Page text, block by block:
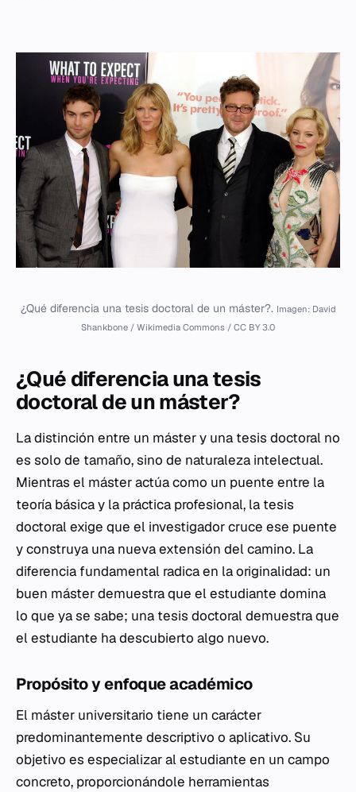
¿Qué diferencia una tesis doctoral de un máster?. Imagen: David
Shankbone / Wikimedia Commons / CC BY 3.0
¿Qué diferencia una tesis
doctoral de un máster?
La distinción entre un máster y una tesis doctoral no
es solo de tamaño, sino de naturaleza intelectual.
Mientras el máster actúa como un puente entre la
teoría básica y la práctica profesional, la tesis
doctoral exige que el investigador cruce ese puente
y construya una nueva extensión del camino. La
diferencia fundamental radica en la originalidad: un
buen máster demuestra que el estudiante domina
lo que ya se sabe; una tesis doctoral demuestra que
el estudiante ha descubierto algo nuevo.
Propósito y enfoque académico
El máster universitario tiene un carácter
predominantemente descriptivo o aplicativo. Su
objetivo es especializar al estudiante en un campo
concreto, proporcionándole herramientas